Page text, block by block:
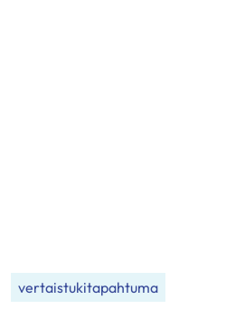
vertaistukitapahtuma